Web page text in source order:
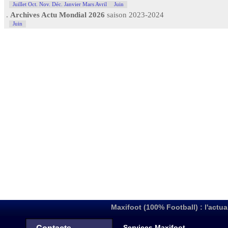
Juillet Oct. Nov. Déc. Janvier Mars Avril Juin
. Archives Actu Mondial 2026 saison 2023-2024
Juin
Maxifoot (100% Football) :